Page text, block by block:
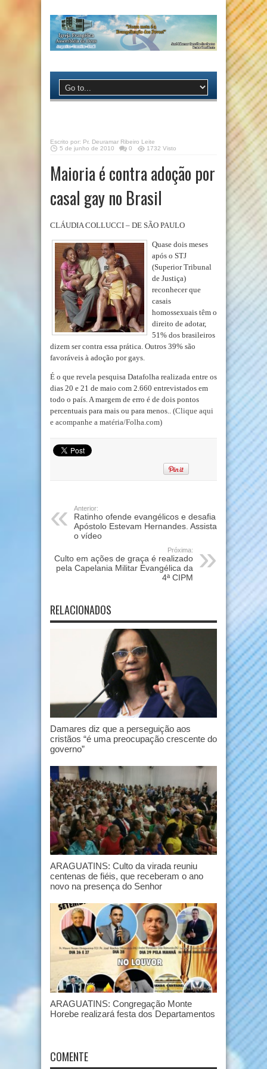
Escrito por: Pr. Deuramar Ribeiro Leite
5 de junho de 2010
0 1732 Visto
Maioria é contra adoção por
casal gay no Brasil
CLÁUDIA COLLUCCI – DE SÃO PAULO
Quase dois meses
após o STJ
(Superior Tribunal
de Justiça)
reconhecer que
casais
homossexuais têm o
direito de adotar,
51% dos brasileiros
dizem ser contra essa prática. Outros 39% são
favoráveis à adoção por gays.
É o que revela pesquisa Datafolha realizada entre os
dias 20 e 21 de maio com 2.660 entrevistados em
todo o país. A margem de erro é de dois pontos
percentuais para mais ou para menos.. (Clique aqui
e acompanhe a matéria/Folha.com)
Anterior:
Ratinho ofende evangélicos e desafia
Apóstolo Estevam Hernandes. Assista
o vídeo
Próxima:
Culto em ações de graça é realizado
pela Capelania Militar Evangélica da
4ª CIPM
RELACIONADOS
Damares diz que a perseguição aos
cristãos “é uma preocupação crescente do
governo”
ARAGUATINS: Culto da virada reuniu
centenas de fiéis, que receberam o ano
novo na presença do Senhor
ARAGUATINS: Congregação Monte
Horebe realizará festa dos Departamentos
COMENTE